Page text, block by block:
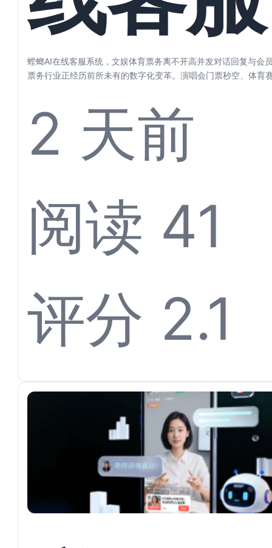
理
统，
体育
离不
并发
螳螂AI在线客服系统，文娱体育票务离不开高并发对话回复与会
票务行业正经历前所未有的数字化变革。演唱会门票秒空、体育
2 天前
阅读 41
评分 2.1